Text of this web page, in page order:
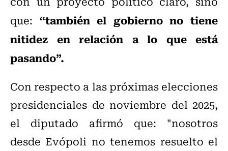
que: “también el gobierno no tiene
nitidez en relación a lo que está
pasando”.
Con respecto a las próximas elecciones
presidenciales de noviembre del 2025,
el diputado afirmó que: "nosotros
desde Evópoli no tenemos resuelto el